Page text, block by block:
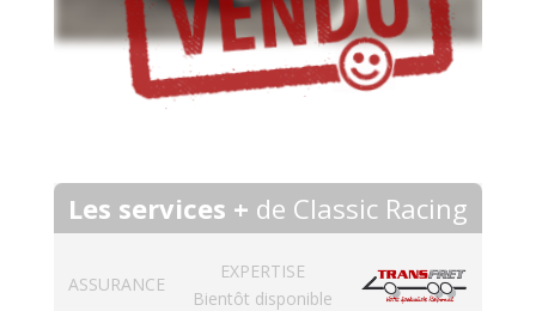
Les services + de Classic Racing
ASSURANCE
EXPERTISE
Bientôt disponible